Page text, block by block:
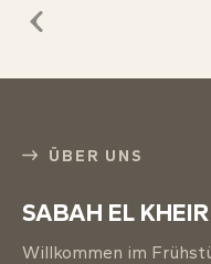
ÜBER UNS
SABAH EL KHEIR
Willkommen im